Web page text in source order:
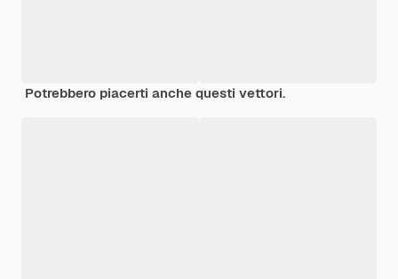
Potrebbero piacerti anche questi vettori.